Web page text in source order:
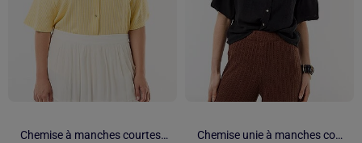
Chemise à manches courtes boutonnée
Chemise unie à manches courtes